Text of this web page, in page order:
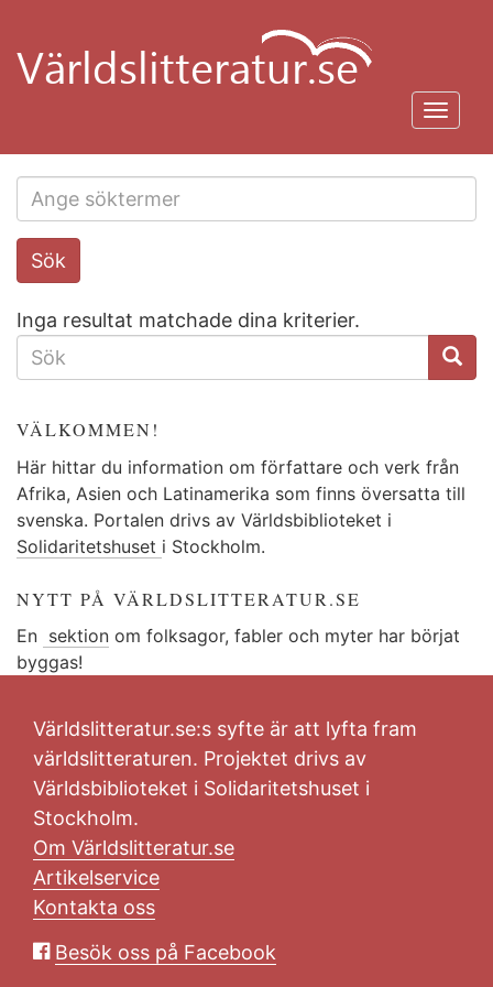
huvudinnehåll
Search
this
Sök
Inga resultat matchade dina kriterier.
SÖKFORMULÄR
VÄLKOMMEN!
Här hittar du information om författare och verk från
Afrika, Asien och Latinamerika som finns översatta till
svenska. Portalen drivs av Världsbiblioteket i
Solidaritetshuset i Stockholm.
NYTT PÅ VÄRLDSLITTERATUR.SE
En sektion om folksagor, fabler och myter har börjat
byggas!
Världslitteratur.se:s syfte är att lyfta fram
världslitteraturen. Projektet drivs av
Världsbiblioteket i Solidaritetshuset i
Stockholm.
Om Världslitteratur.se
Artikelservice
Kontakta oss
Besök oss på Facebook